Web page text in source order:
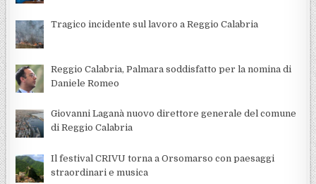
Tragico incidente sul lavoro a Reggio Calabria
Reggio Calabria, Palmara soddisfatto per la nomina di
Daniele Romeo
Giovanni Laganà nuovo direttore generale del comune
di Reggio Calabria
Il festival CRIVU torna a Orsomarso con paesaggi
straordinari e musica